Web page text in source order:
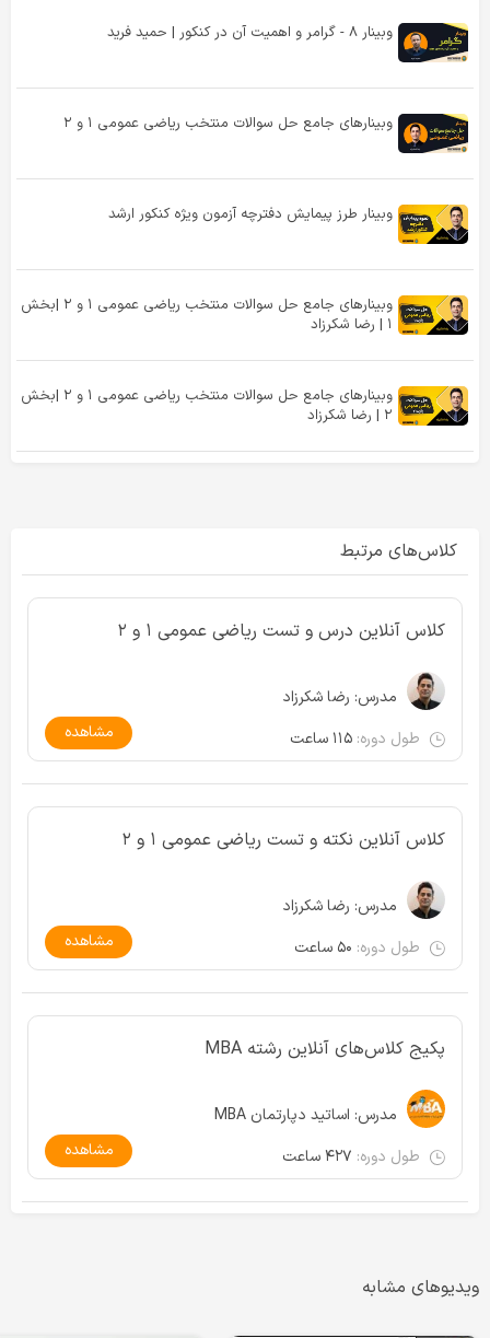
وبینار ۸ - گرامر و اهمیت آن در کنکور | حمید فرید
وبینارهای جامع حل سوالات منتخب ریاضی عمومی ۱ و ۲
وبینار طرز پیمایش دفترچه آزمون ویژه کنکور ارشد
وبینارهای جامع حل سوالات منتخب ریاضی عمومی ۱ و ۲ |بخش
۱ | رضا شکرزاد
وبینارهای جامع حل سوالات منتخب ریاضی عمومی ۱ و ۲ |بخش
۲ | رضا شکرزاد
کلاس‌های مرتبط
کلاس آنلاین درس و تست ریاضی عمومی ۱ و ۲
مدرس: رضا شکرزاد
طول دوره: ۱۱۵ ساعت مشاهده
کلاس آنلاین نکته و تست ریاضی عمومی ۱ و ۲
مدرس: رضا شکرزاد
طول دوره: ۵۰ ساعت مشاهده
پکیج کلاس‌های آنلاین رشته MBA
مدرس: اساتید دپارتمان MBA
طول دوره: ۴۲۷ ساعت مشاهده
ویدیوهای مشابه